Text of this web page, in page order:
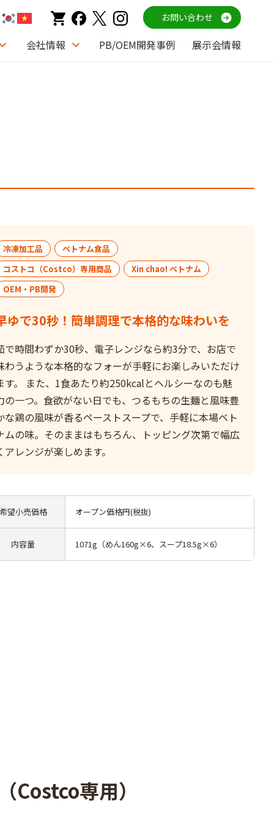
会社情報 PB/OEM開発事例 展示会情報
お問い合わせ
冷凍加工品
ベトナム食品
コストコ（Costco）専用商品
Xin chao! ベトナム
OEM・PB開発
ゆで30秒！簡単調理で本格的な味わいを
で時間わずか30秒、電子レンジなら約3分で、お店で
わうような本格的なフォーが手軽にお楽しみいただけ
す。 また、1食あたり約250kcalとヘルシーなのも魅
の一つ。食欲がない日でも、つるもちの生麺と風味豊
な鶏の風味が香るペーストスープで、手軽に本場ベト
ムの味。そのままはもちろん、トッピング次第で幅広
アレンジが楽しめます。
希望小売価格 オープン価格円(税抜)
内容量 1071g（めん160g×6、スープ18.5g×6）
Costco専用）